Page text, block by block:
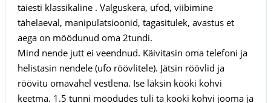
täiesti klassikaline . Valguskera, ufod, viibimine
tähelaeval, manipulatsioonid, tagasitulek, avastus et
aega on möödunud oma 2tundi.
Mind nende jutt ei veendnud. Käivitasin oma telefoni ja
helistasin nendele (ufo röövlitele). Jätsin röövlid ja
röövitu omavahel vestlena. Ise läksin kööki kohvi
keetma. 1.5 tunni möödudes tuli ta kööki kohvi jooma ja